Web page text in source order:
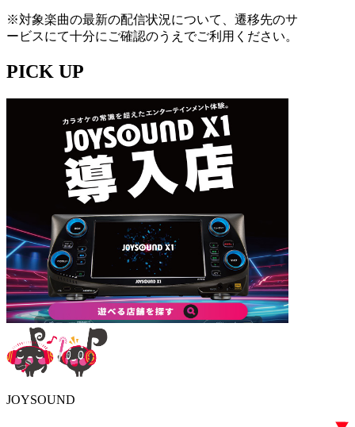
※対象楽曲の最新の配信状況について、遷移先のサ
ービスにて十分にご確認のうえでご利用ください。
PICK UP
JOYSOUND